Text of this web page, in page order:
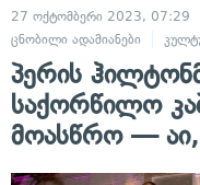
27 ოქტომბერი 2023, 07:29
ცნობილი ადამიანები
პერის
საქორწილო
მოასწრო — აი,